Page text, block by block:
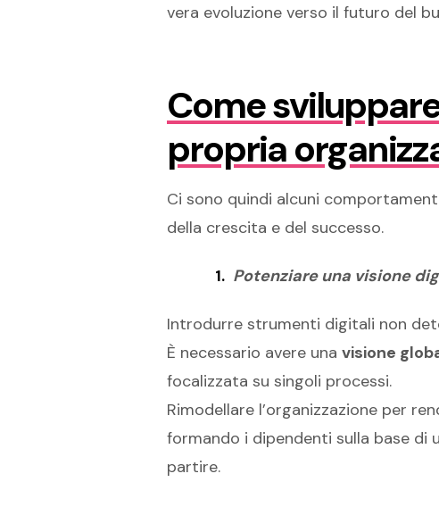
vera evoluzione verso il futuro del
Come
propria
Ci sono quindi alcuni
della crescita e del successo.
Potenziare una visione
Introdurre strumenti digitali non
È necessario avere una visione
focalizzata su singoli processi.
Rimodellare l’organizzazione per
formando i dipendenti sulla base di
partire.